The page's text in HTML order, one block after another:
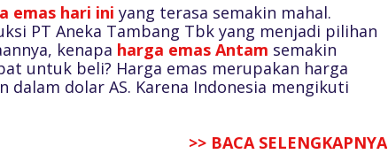
emas hari ini yang terasa semakin mahal.
PT Aneka Tambang Tbk yang menjadi pilihan
kenapa harga emas Antam semakin
untuk beli? Harga emas merupakan harga
dolar AS. Karena Indonesia mengikuti
>> BACA SELENGKAPNYA